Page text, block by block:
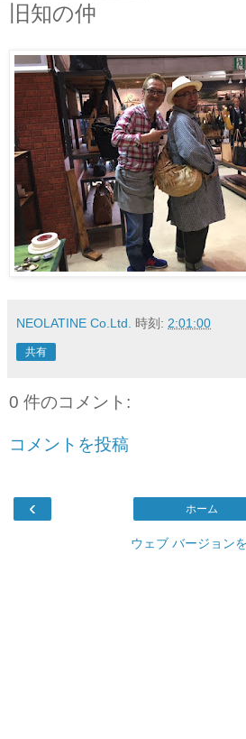
旧知の仲
NEOLATINE Co.Ltd. 時刻: 2:01:00
共有
0 件のコメント:
コメントを投稿
‹ ホーム
ウェブ バージョン